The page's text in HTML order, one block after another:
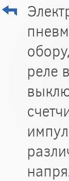
реле